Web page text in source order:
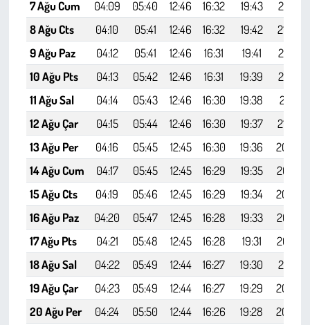
7 Ağu Cum
04:09 05:40 12:46 16:32 19:43
21:07
8 Ağu Cts
04:10 05:41 12:46 16:32 19:42
21:06
9 Ağu Paz
04:12 05:41 12:46 16:31 19:41
21:04
10 Ağu Pts
04:13 05:42 12:46 16:31 19:39
21:03
11 Ağu Sal
04:14 05:43 12:46 16:30 19:38
21:01
12 Ağu Çar
04:15 05:44 12:46 16:30 19:37
21:00
13 Ağu Per
04:16 05:45 12:45 16:30 19:36
20:59
14 Ağu Cum
04:17 05:45 12:45 16:29 19:35
20:57
15 Ağu Cts
04:19 05:46 12:45 16:29 19:34
20:56
16 Ağu Paz
04:20 05:47 12:45 16:28 19:33
20:54
17 Ağu Pts
04:21 05:48 12:45 16:28 19:31
20:53
18 Ağu Sal
04:22 05:49 12:44 16:27 19:30
20:51
19 Ağu Çar
04:23 05:49 12:44 16:27 19:29
20:49
20 Ağu Per
04:24 05:50 12:44 16:26 19:28
20:48